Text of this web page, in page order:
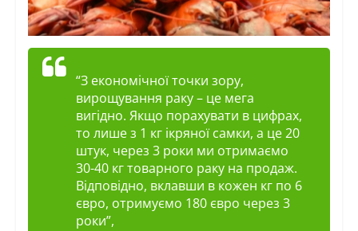
“З економічної точки зору,
вирощування раку – це мега
вигідно. Якщо порахувати в цифрах,
то лише з 1 кг ікряної самки, а це 20
штук, через 3 роки ми отримаємо
30-40 кг товарного раку на продаж.
Відповідно, вклавши в кожен кг по 6
євро, отримуємо 180 євро через 3
роки”,